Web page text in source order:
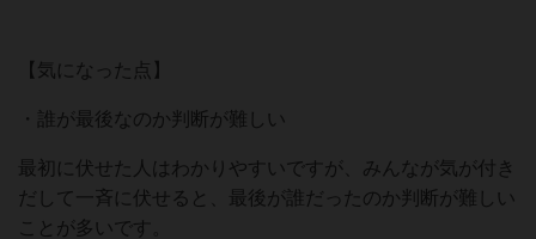
【気になった点】
・誰が最後なのか判断が難しい
最初に伏せた人はわかりやすいですが、みんなが気が付き
だして一斉に伏せると、最後が誰だったのか判断が難しい
ことが多いです。